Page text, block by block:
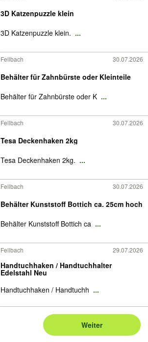
3D Katzenpuzzle klein
3D Katzenpuzzle klein. ...
Fellbach 30.07.2026
Behälter für Zahnbürste oder Kleinteile
Behälter für Zahnbürste oder K ...
Fellbach 30.07.2026
Tesa Deckenhaken 2kg
Tesa Deckenhaken 2kg. ...
Fellbach 30.07.2026
Behälter Kunststoff Bottich ca. 25cm hoch
Behälter Kunststoff Bottich ca ...
Fellbach 29.07.2026
Handtuchhaken / Handtuchhalter
Edelstahl Neu
Handtuchhaken / Handtuchh ...
Weiter